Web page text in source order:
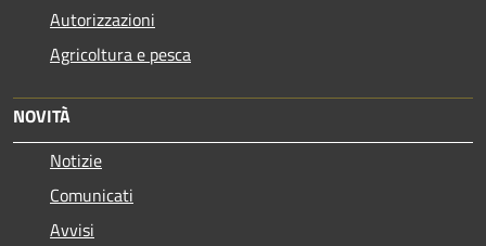
Autorizzazioni
Agricoltura e pesca
NOVITÀ
Notizie
Comunicati
Avvisi